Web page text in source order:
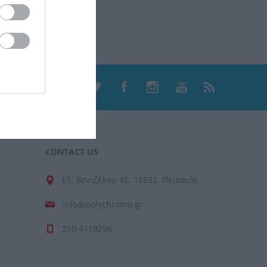
CONTACT US
Ελ. Βενιζέλου 45, 18532, Πειραιάς
info@polychromo.gr
210 4119296